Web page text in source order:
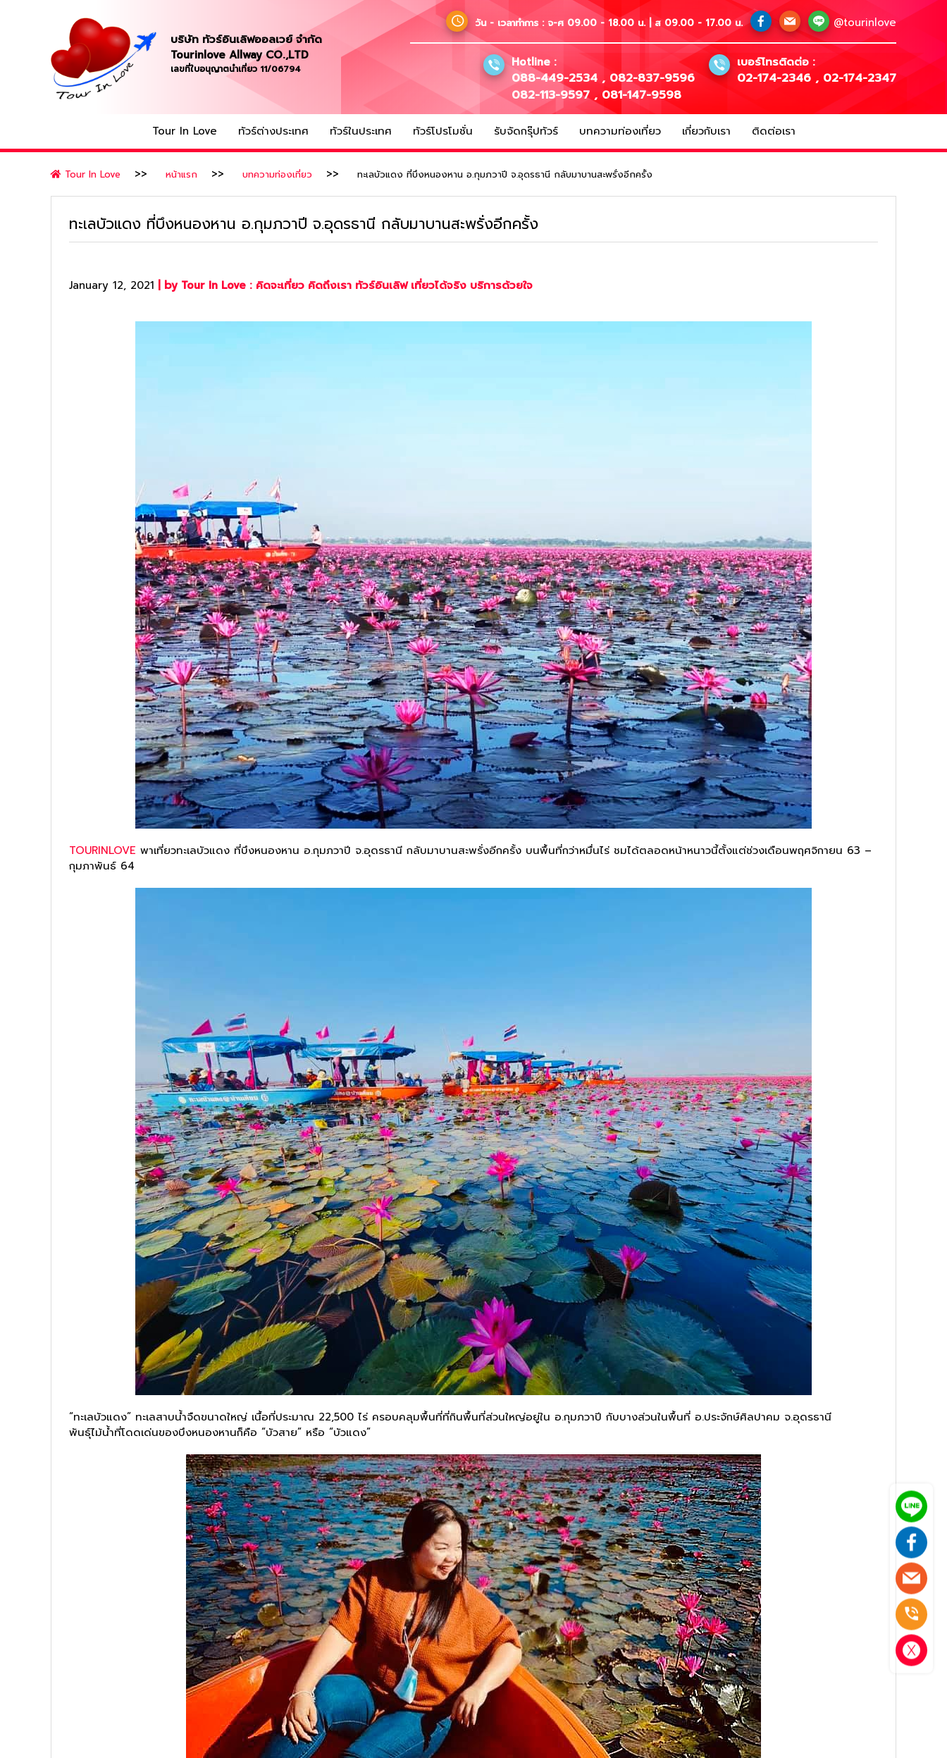
บริษัท ทัวร์อินเลิฟออลเวย์ จำกัด
Tourinlove Allway CO.,LTD
เลขที่ใบอนุญาตนำเที่ยว 11/06794
วัน - เวลาทำการ : จ-ศ 09.00 - 18.00 น. | ส 09.00 - 17.00 น. @tourinlove
Hotline :
088-449-2534 , 082-837-9596
082-113-9597, 081-147-9598
เบอร์โทรติดต่อ :
02-174-2346 , 02-174-2347
Tour In Love ทัวร์ต่างประเทศ ทัวร์ในประเทศ ทัวร์โปรโมชั่น รับจัดกรุ๊ปทัวร์ บทความท่องเที่ยว เกี่ยวกับเรา ติดต่อเรา
Tour In Love หน้าแรก บทความท่องเที่ยว ทะเลบัวแดง ที่บึงหนองหาน อ.กุมภวาปี จ.อุดรธานี กลับมาบานสะพรั่งอีกครั้ง
ทะเลบัวแดง ที่บึงหนองหาน อ.กุมภวาปี จ.อุดรธานี กลับมาบานสะพรั่งอีกครั้ง
January 12, 2021 | by Tour In Love : คิดจะเที่ยว คิดถึงเรา ทัวร์อินเลิฟ เที่ยวได้จริง บริการด้วยใจ
TOURINLOVE พาเที่ยวทะเลบัวแดง ที่บึงหนองหาน อ.กุมภวาปี จ.อุดรธานี กลับมาบานสะพรั่งอีกครั้ง บนพื้นที่กว่าหมื่นไร่ ชมได้ตลอดหน้าหนาวนี้ตั้งแต่ช่วงเดือนพฤศจิกายน 63 –
กุมภาพันธ์ 64
“ทะเลบัวแดง” ทะเลสาบน้ำจืดขนาดใหญ่ เนื้อที่ประมาณ 22,500 ไร่ ครอบคลุมพื้นที่ที่กินพื้นที่ส่วนใหญ่อยู่ใน อ.กุมภวาปี กับบางส่วนในพื้นที่ อ.ประจักษ์ศิลปาคม จ.อุดรธานี
พันธุ์ไม้น้ำที่โดดเด่นของบึงหนองหานก็คือ “บัวสาย” หรือ “บัวแดง”